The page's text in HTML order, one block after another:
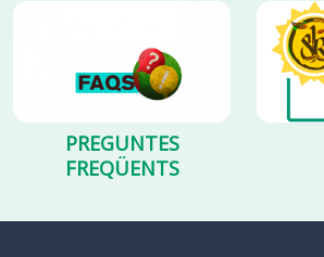
PREGUNTES
FREQÜENTS